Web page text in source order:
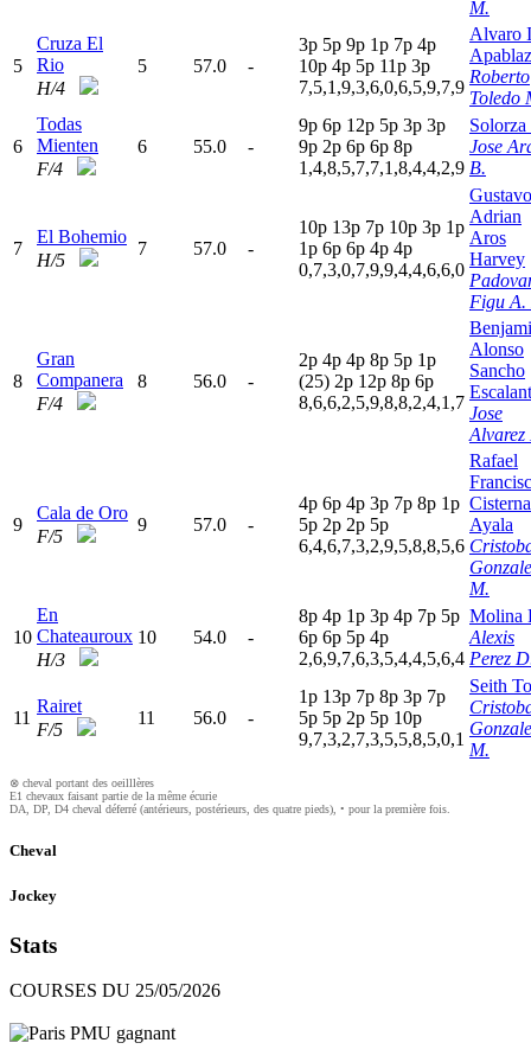
M.
5
Cruza El
Rio
H/4
5 57.0 -
3p 5p 9p 1p 7p 4p
10p 4p 5p 11p 3p
7,5,1,9,3,6,0,6,5,9,7,9
Alvaro
Roberto
Toledo
6
Todas
Mienten
F/4
6 55.0 -
9p 6p 12p 5p 3p 3p
9p 2p 6p 6p 8p
1,4,8,5,7,7,1,8,4,4,2,9
Solorza
Jose
B.
7
El Bohemio
H/5
7 57.0 -
10p 13p 7p 10p 3p 1p
1p 6p 6p 4p 4p
0,7,3,0,7,9,9,4,4,6,6,0
Gustavo
Adrian
Aros
Harvey
Figu A.
8
Gran
Companera
F/4
8 56.0 -
2p 4p 4p 8p 5p 1p
(25) 2p 12p 8p 6p
8,6,6,2,5,9,8,8,2,4,1,7
Alonso
Sancho
Jose
Alvarez
9
Cala de Oro
F/5
9 57.0 -
4p 6p 4p 3p 7p 8p 1p
5p 2p 2p 5p
6,4,6,7,3,2,9,5,8,8,5,6
Rafael
Ayala
M.
10
En
Chateauroux
H/3
10 54.0 -
8p 4p 1p 3p 4p 7p 5p
6p 6p 5p 4p
2,6,9,7,6,3,5,4,4,5,6,4
Molina
Alexis
Perez
11
Rairet
F/5
11 56.0 -
1p 13p 7p 8p 3p 7p
5p 5p 2p 5p 10p
9,7,3,2,7,3,5,5,8,5,0,1
Seith
M.
⊗ cheval portant des oeilllères
E1 chevaux faisant partie de la même écurie
DA, DP, D4 cheval déferré (antérieurs, postérieurs, des quatre pieds), • pour la première fois.
Cheval
Jockey
Stats
COURSES DU 25/05/2026